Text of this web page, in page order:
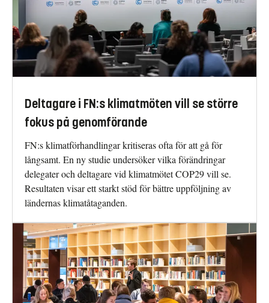
Deltagare i FN:s klimatmöten vill se större
fokus på genomförande
FN:s klimatförhandlingar kritiseras ofta för att gå för
långsamt. En ny studie undersöker vilka förändringar
delegater och deltagare vid klimatmötet COP29 vill se.
Resultaten visar ett starkt stöd för bättre uppföljning av
ländernas klimatåtaganden.